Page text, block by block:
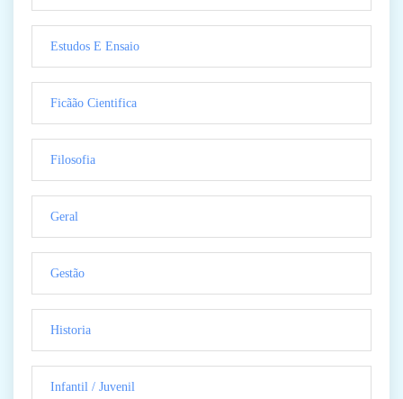
Estudos E Ensaio
Ficãão Cientifica
Filosofia
Geral
Gestão
Historia
Infantil / Juvenil